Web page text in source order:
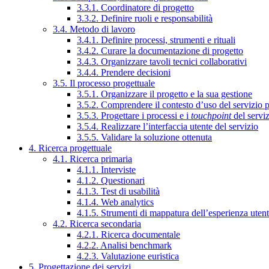
3.3.1. Coordinatore di progetto
3.3.2. Definire ruoli e responsabilità
3.4. Metodo di lavoro
3.4.1. Definire processi, strumenti e rituali
3.4.2. Curare la documentazione di progetto
3.4.3. Organizzare tavoli tecnici collaborativi
3.4.4. Prendere decisioni
3.5. Il processo progettuale
3.5.1. Organizzare il progetto e la sua gestione
3.5.2. Comprendere il contesto d’uso del servizio
3.5.3. Progettare i processi e i touchpointdel
3.5.4. Realizzare l’interfaccia utente del servizio
3.5.5. Validare la soluzione ottenuta
4. Ricerca progettuale
4.1. Ricerca primaria
4.1.1. Interviste
4.1.2. Questionari
4.1.3. Test di usabilità
4.1.4. Web analytics
4.1.5. Strumenti di mappatura dell’esperienza
4.2. Ricerca secondaria
4.2.1. Ricerca documentale
4.2.2. Analisi benchmark
4.2.3. Valutazione euristica
5. Progettazione dei servizi